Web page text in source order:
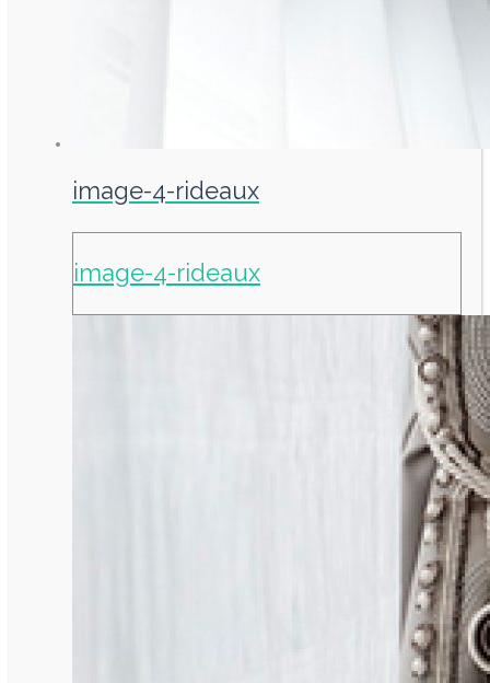
image-4-rideaux
image-4-rideaux